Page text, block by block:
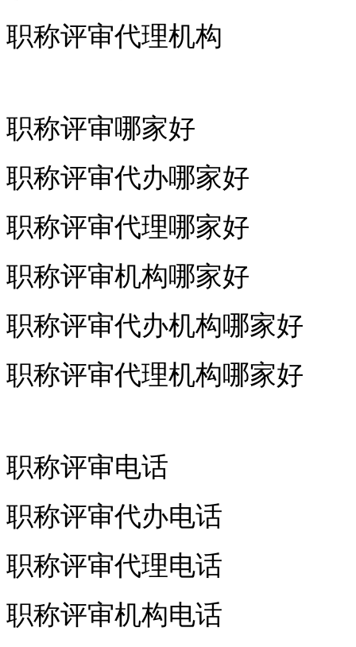
职称评审代理机构
职称评审哪家好
职称评审代办哪家好
职称评审代理哪家好
职称评审机构哪家好
职称评审代办机构哪家好
职称评审代理机构哪家好
职称评审电话
职称评审代办电话
职称评审代理电话
职称评审机构电话